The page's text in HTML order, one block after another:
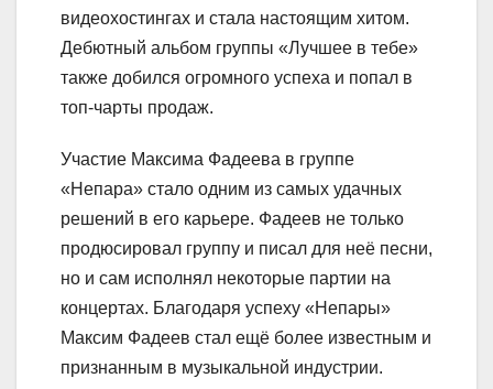
видеохостингах и стала настоящим хитом.
Дебютный альбом группы «Лучшее в тебе»
также добился огромного успеха и попал в
топ-чарты продаж.
Участие Максима Фадеева в группе
«Непара» стало одним из самых удачных
решений в его карьере. Фадеев не только
продюсировал группу и писал для неё песни,
но и сам исполнял некоторые партии на
концертах. Благодаря успеху «Непары»
Максим Фадеев стал ещё более известным и
признанным в музыкальной индустрии.